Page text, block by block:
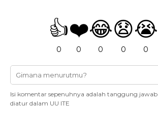
👍
0
❤️
0
😂
0
😧
0
😭
0
Isi komentar sepenuhnya adalah tanggung
diatur dalam UU ITE